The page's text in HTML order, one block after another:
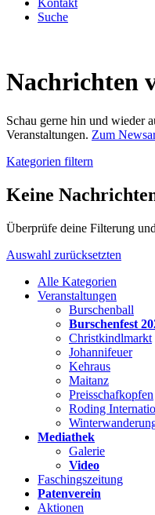
Kontakt
Suche
Nachrichten
Schau gerne hin und wieder
Veranstaltungen. Zum
Kategorien filtern
Keine
Überprüfe deine Filterung
Auswahl zurücksetzten
Alle Kategorien
Veranstaltungen
Burschenball
Burschenfest
Christkindlmarkt
Johannifeuer
Kehraus
Maitanz
Preisschafkopfen
Roding
Mediathek
Galerie
Video
Faschingszeitung
Patenverein
Aktionen